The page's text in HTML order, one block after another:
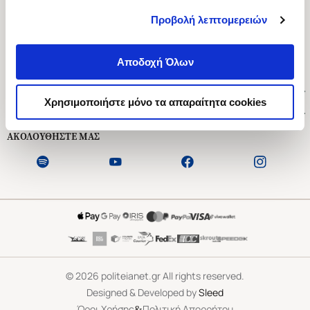
Προβολή λεπτομερειών
Αποδοχή Όλων
Χρησιμοποιήστε μόνο τα απαραίτητα cookies
Ασκληπιού 1-3, Αθήνα 106 79
Δευτέρα - Παρασκευή 09:00-21:00
Εξυπηρέτηση Πελατών
ΑΚΟΛΟΥΘΗΣΤΕ ΜΑΣ
©2026 politeianet.gr All rights reserved.
Designed & Developed bySleed